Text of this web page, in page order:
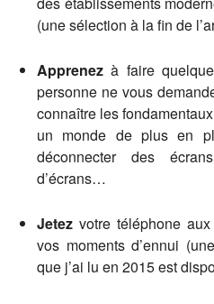
(une sélection à la fin de
Apprenez à faire
personne ne vous
connaître les
un monde de plus en
déconnecter des
d’écrans…
Jetez votre téléphone
vos moments d’ennui
que j’ai lu en 2015 est